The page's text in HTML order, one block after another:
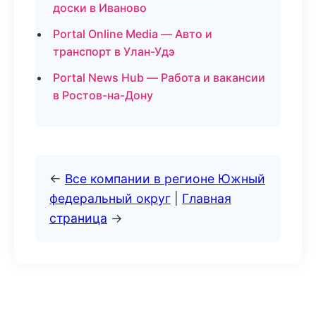
доски в Иваново
Portal Online Media — Авто и
транспорт в Улан-Удэ
Portal News Hub — Работа и вакансии
в Ростов-на-Дону
← Все компании в регионе Южный
федеральный округ
Главная
страница →